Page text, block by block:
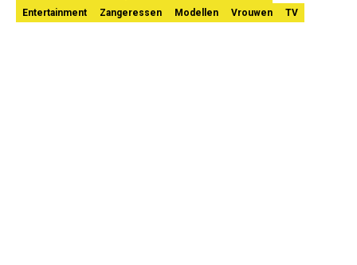
Entertainment
Zangeressen Modellen Vrouwen TV